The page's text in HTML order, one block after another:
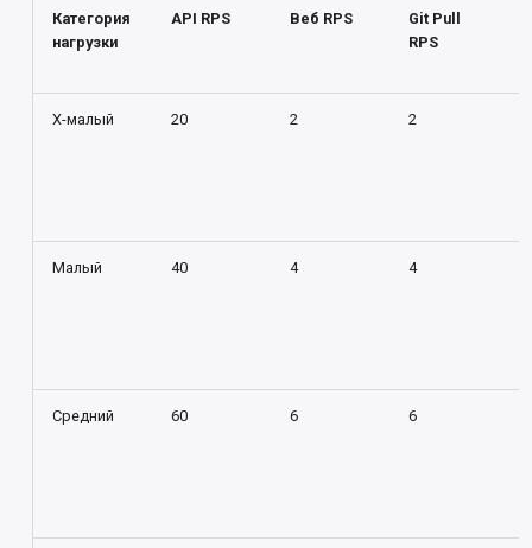
Категория
нагрузки
API RPS Веб RPS
Git Pull
RPS
X-малый 20 2 2
Малый 40 4 4
Средний 60 6 6